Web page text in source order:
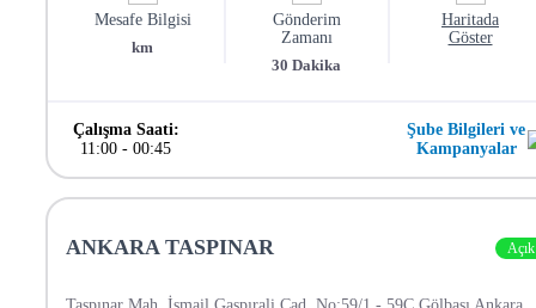
Mesafe Bilgisi
km
Gönderim
Zamanı
30 Dakika
Haritada
Göster
Çalışma Saati:
11:00 - 00:45
Şube Bilgileri ve
Kampanyalar
ANKARA TASPINAR Açık